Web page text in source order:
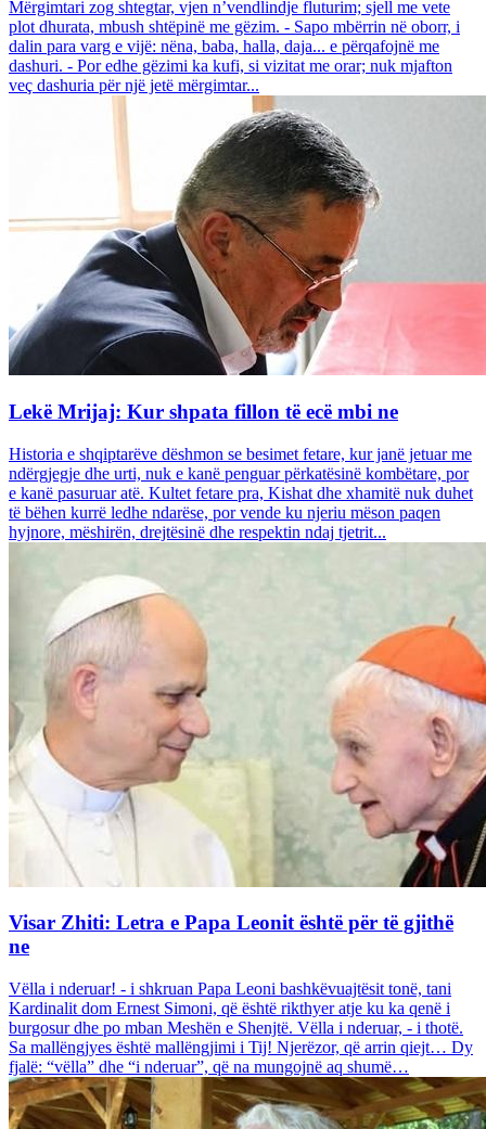
Mërgimtari zog shtegtar, vjen n’vendlindje fluturim; sjell me vete
plot dhurata, mbush shtëpinë me gëzim. - Sapo mbërrin në oborr, i
dalin para varg e vijë: nëna, baba, halla, daja... e përqafojnë me
dashuri. - Por edhe gëzimi ka kufi, si vizitat me orar; nuk mjafton
veç dashuria për një jetë mërgimtar...
Lekë Mrijaj: Kur shpata fillon të ecë mbi ne
Historia e shqiptarëve dëshmon se besimet fetare, kur janë jetuar me
ndërgjegje dhe urti, nuk e kanë penguar përkatësinë kombëtare, por
e kanë pasuruar atë. Kultet fetare pra, Kishat dhe xhamitë nuk duhet
të bëhen kurrë ledhe ndarëse, por vende ku njeriu mëson paqen
hyjnore, mëshirën, drejtësinë dhe respektin ndaj tjetrit...
Visar Zhiti: Letra e Papa Leonit është për të gjithë
ne
Vëlla i nderuar! - i shkruan Papa Leoni bashkëvuajtësit tonë, tani
Kardinalit dom Ernest Simoni, që është rikthyer atje ku ka qenë i
burgosur dhe po mban Meshën e Shenjtë. Vëlla i nderuar, - i thotë.
Sa mallëngjyes është mallëngjimi i Tij! Njerëzor, që arrin qiejt… Dy
fjalë: “vëlla” dhe “i nderuar”, që na mungojnë aq shumë…